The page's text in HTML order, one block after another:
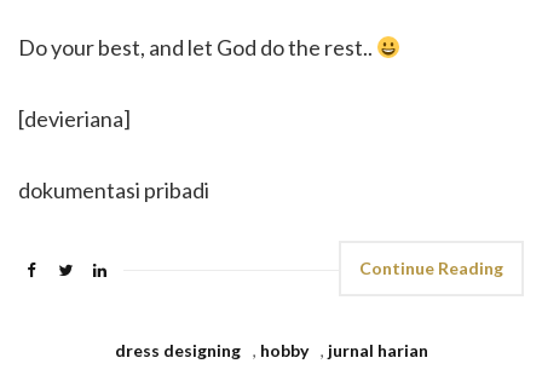
Do your best, and let God do the rest..
[devieriana]
dokumentasi pribadi
Continue Reading
dress designing , hobby , jurnal harian